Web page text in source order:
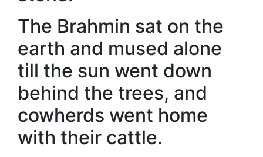
The Brahmin sat on the
earth and mused alone
till the sun went down
behind the trees, and
cowherds went home
with their cattle.